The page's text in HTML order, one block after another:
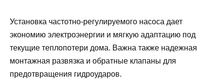
Установка частотно-регулируемого насоса дает
экономию электроэнергии и мягкую адаптацию под
текущие теплопотери дома. Важна также надежная
монтажная развязка и обратные клапаны для
предотвращения гидроударов.